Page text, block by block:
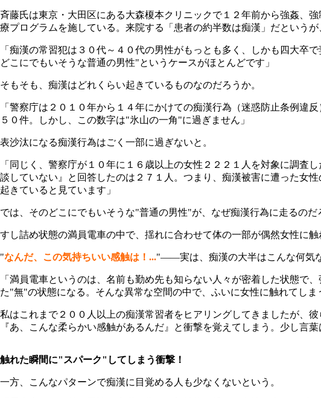
斉藤氏は東京・大田区にある大森榎本クリニックで１２年前から強姦、
療プログラムを施している。来院する「患者の約半数は痴漢」だという
「痴漢の常習犯は３０代～４０代の男性がもっとも多く、しかも四大
どこにでもいそうな普通の男性"というケースがほとんどです」
そもそも、痴漢はどれくらい起きているものなのだろうか。
「警察庁は２０１０年から１４年にかけての痴漢行為（迷惑防止条例
５０件。しかし、この数字は"氷山の一角"に過ぎません」
表沙汰になる痴漢行為はごく一部に過ぎないと。
「同じく、警察庁が１０年に１６歳以上の女性２２２１人を対象に調
談していない』と回答したのは２７１人。つまり、痴漢被害に遭った女性
起きていると見ています」
では、そのどこにでもいそうな"普通の男性"が、なぜ痴漢行為に走るのだ
すし詰め状態の満員電車の中で、揺れに合わせて体の一部が偶然女性に触
"なんだ、この気持ちいい感触は！..."――実は、痴漢の大半はこんな何気
「満員電車というのは、名前も勤め先も知らない人々が密着した状態
た"無"の状態になる。そんな異常な空間の中で、ふいに女性に触れてし
私はこれまで２００人以上の痴漢常習者をヒアリングしてきましたが、
『あ、こんな柔らかい感触があるんだ』と衝撃を覚えてしまう。少し
触れた瞬間に"スパーク"してしまう衝撃！
一方、こんなパターンで痴漢に目覚める人も少なくないという。